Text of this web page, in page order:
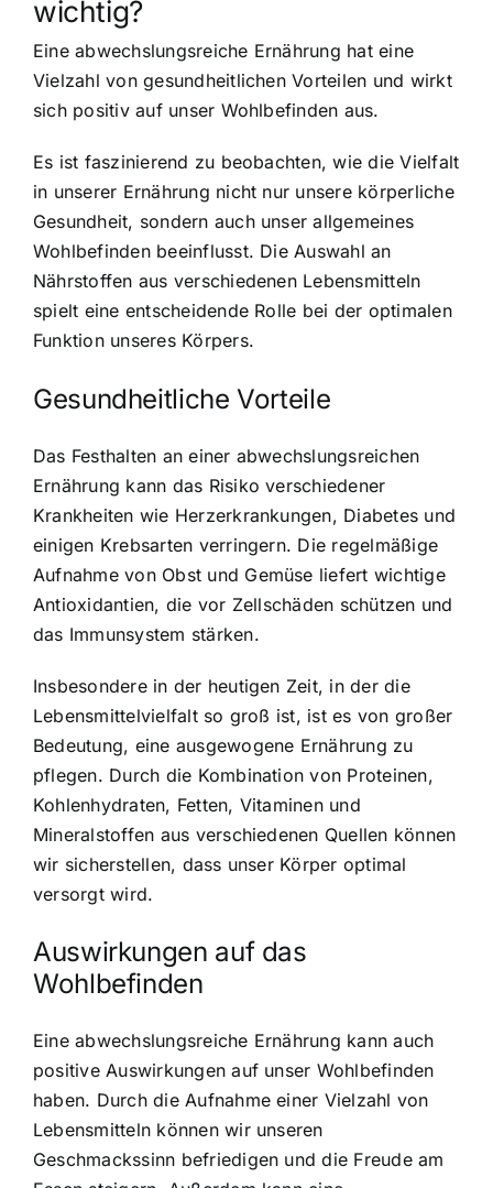
wichtig?
Eine abwechslungsreiche Ernährung hat eine
Vielzahl von gesundheitlichen Vorteilen und wirkt
sich positiv auf unser Wohlbefinden aus.
Es ist faszinierend zu beobachten, wie die Vielfalt
in unserer Ernährung nicht nur unsere körperliche
Gesundheit, sondern auch unser allgemeines
Wohlbefinden beeinflusst. Die Auswahl an
Nährstoffen aus verschiedenen Lebensmitteln
spielt eine entscheidende Rolle bei der optimalen
Funktion unseres Körpers.
Gesundheitliche Vorteile
Das Festhalten an einer abwechslungsreichen
Ernährung kann das Risiko verschiedener
Krankheiten wie Herzerkrankungen, Diabetes und
einigen Krebsarten verringern. Die regelmäßige
Aufnahme von Obst und Gemüse liefert wichtige
Antioxidantien, die vor Zellschäden schützen und
das Immunsystem stärken.
Insbesondere in der heutigen Zeit, in der die
Lebensmittelvielfalt so groß ist, ist es von großer
Bedeutung, eine ausgewogene Ernährung zu
pflegen. Durch die Kombination von Proteinen,
Kohlenhydraten, Fetten, Vitaminen und
Mineralstoffen aus verschiedenen Quellen können
wir sicherstellen, dass unser Körper optimal
versorgt wird.
Auswirkungen auf das
Wohlbefinden
Eine abwechslungsreiche Ernährung kann auch
positive Auswirkungen auf unser Wohlbefinden
haben. Durch die Aufnahme einer Vielzahl von
Lebensmitteln können wir unseren
Geschmackssinn befriedigen und die Freude am